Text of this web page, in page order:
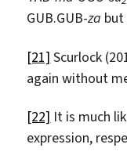
GUB.GUB-za
[21] Scurlock
again without
[22] It is much
expression,